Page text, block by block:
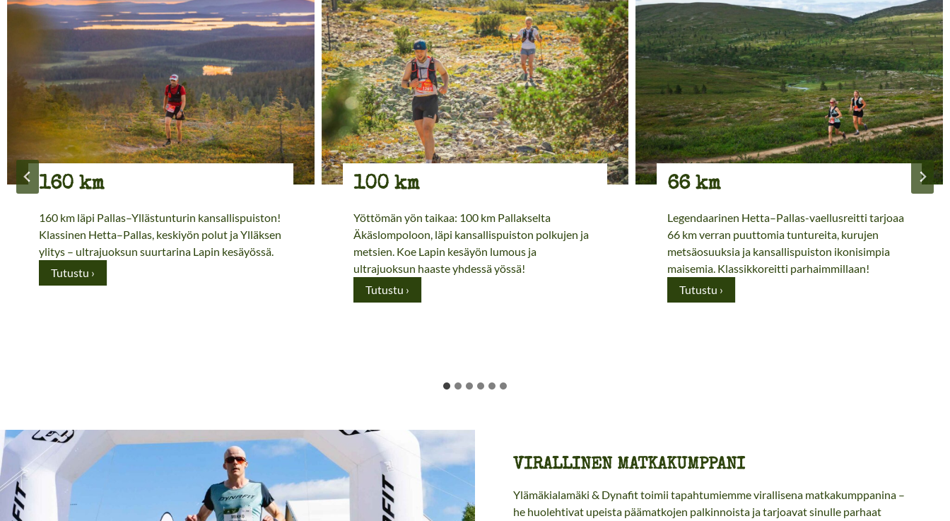
160 km
160 km läpi Pallas–Yllästunturin kansallispuiston!
Klassinen Hetta–Pallas, keskiyön polut ja Ylläksen
ylitys – ultrajuoksun suurtarina Lapin kesäyössä.
Tutustu ›
6
100 km
Yöttömän yön taikaa: 100 km Pallakselta
Äkäslompoloon, läpi kansallispuiston polkujen ja
metsien. Koe Lapin kesäyön lumous ja
ultrajuoksun haaste yhdessä yössä!
Tutustu ›1
0
66 km
Legendaarinen Hetta–Pallas-vaellusreitti tarjoaa
66 km verran puuttomia tuntureita, kurujen
metsäosuuksia ja kansallispuiston ikonisimpia
maisemia. Klassikkoreitti parhaimmillaan!
Tutustu ›
6
VIRALLINEN MATKAKUMPPANI
Ylämäkialamäki & Dynafit toimii tapahtumiemme virallisena matkakumppanina –
he huolehtivat upeista päämatkojen palkinnoista ja tarjoavat sinulle parhaat